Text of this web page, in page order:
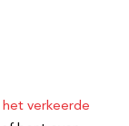
het verkeerde